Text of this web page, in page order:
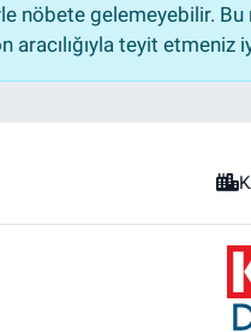
nöbete gelemeyebilir. Bu
aracılığıyla teyit etmeniz